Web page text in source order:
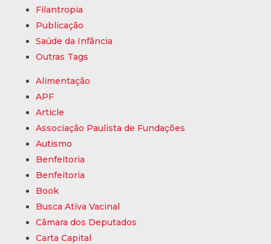
Filantropia
Publicação
Saúde da Infância
Outras Tags
Alimentação
APF
Article
Associação Paulista de Fundações
Autismo
Benfeitoria
Benfeitoria
Book
Busca Ativa Vacinal
Câmara dos Deputados
Carta Capital